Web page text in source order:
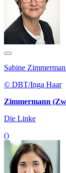
Sabine
© DBT/Inga Haar
Zimmermann
Die Linke
()